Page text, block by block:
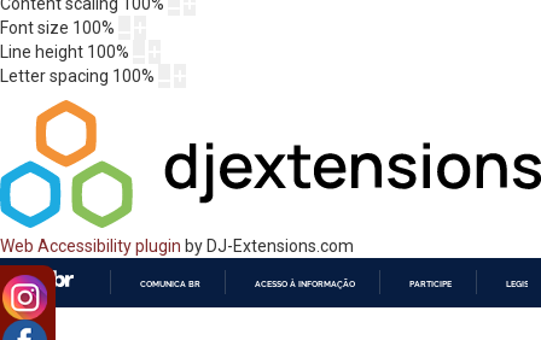
Font size 100%
Line height 100%
Letter spacing 100%
Web Accessibility plugin by DJ-Extensions.com
COMUNICA BR ACESSO À INFORMAÇÃO PARTICIPE